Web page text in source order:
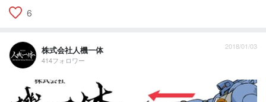
6
株式会社人機一体
414フォロワー
2018/01/03